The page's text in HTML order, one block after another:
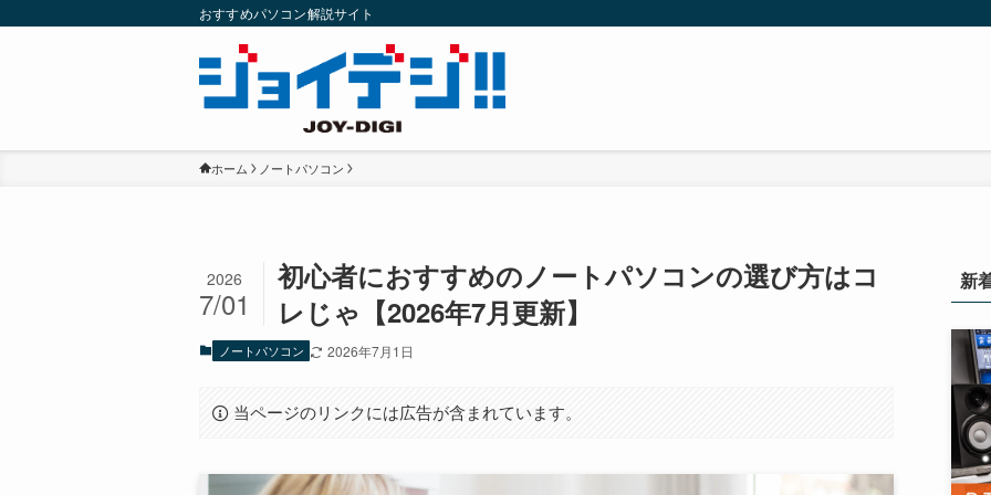
おすすめパソコン解説サイト
ホーム ノートパソコン
初心者におすすめのノートパソコンの選び方はコ
レじゃ【2026年7月更新】
2026
7/01
ノートパソコン 2026年7月1日
当ページのリンクには広告が含まれています。
新